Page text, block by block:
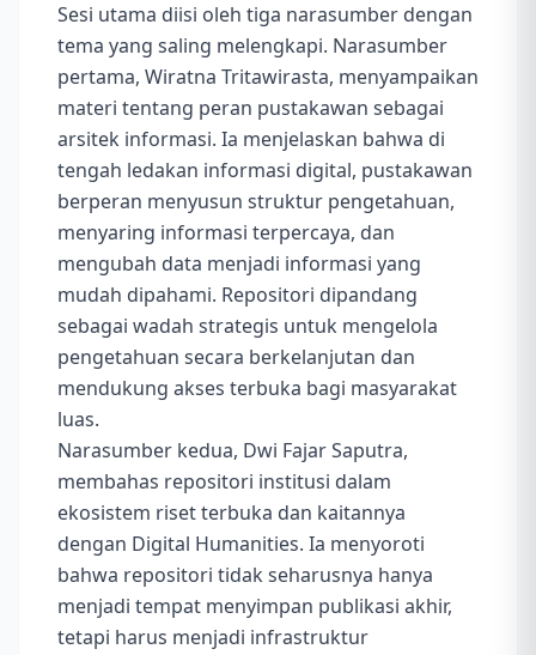
Sesi utama diisi oleh tiga narasumber dengan
tema yang saling melengkapi. Narasumber
pertama, Wiratna Tritawirasta, menyampaikan
materi tentang peran pustakawan sebagai
arsitek informasi. Ia menjelaskan bahwa di
tengah ledakan informasi digital, pustakawan
berperan menyusun struktur pengetahuan,
menyaring informasi terpercaya, dan
mengubah data menjadi informasi yang
mudah dipahami. Repositori dipandang
sebagai wadah strategis untuk mengelola
pengetahuan secara berkelanjutan dan
mendukung akses terbuka bagi masyarakat
luas.
Narasumber kedua, Dwi Fajar Saputra,
membahas repositori institusi dalam
ekosistem riset terbuka dan kaitannya
dengan Digital Humanities. Ia menyoroti
bahwa repositori tidak seharusnya hanya
menjadi tempat menyimpan publikasi akhir,
tetapi harus menjadi infrastruktur